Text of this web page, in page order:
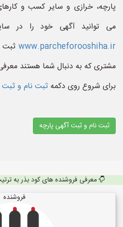
پارچه، خرازی و سایر کسب و
می توانید آگهی خود را در
www.parcheforooshiha.ir ثبت
مشتری که به دنبال شما هستند
برای شروع روی دکمه ثبت نام و ثبت
ثبت نام و ثبت آگهی پارچه
معرفی فروشنده های کود بذر به
فروشنده